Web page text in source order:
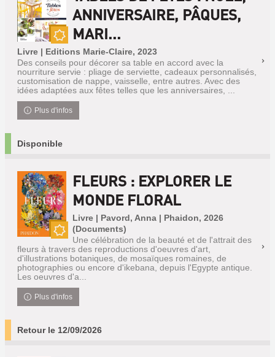
Nouveauté
ANNIVERSAIRE, PÂQUES,
MARI...
Livre | Editions Marie-Claire, 2023
Des conseils pour décorer sa table en accord avec la
nourriture servie : pliage de serviette, cadeaux personnalisés,
customisation de nappe, vaisselle, entre autres. Avec des
idées adaptées aux fêtes telles que les anniversaires, ...
Plus d'infos
Disponible
Nouveauté
FLEURS : EXPLORER LE
MONDE FLORAL
Livre | Pavord, Anna | Phaidon, 2026
(Documents)
Une célébration de la beauté et de l'attrait des
fleurs à travers des reproductions d'oeuvres d'art,
d'illustrations botaniques, de mosaïques romaines, de
photographies ou encore d'ikebana, depuis l'Egypte antique.
Les oeuvres d'a...
Plus d'infos
Retour le 12/09/2026